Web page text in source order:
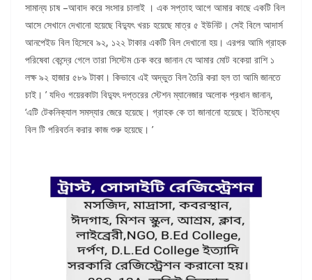
সামান্য চাষ –আবাদ করে সংসার চালাই । এক সপ্তাহ আগে আমার কাছে একটি বিল
আসে সেখানে দেখানো হয়েছে বিদ্যুৎ খরচ হয়েছে মাত্র ৫ ইউনিট। সেই বিলে আদার্স
আনপেইড বিল হিসেবে ৯২, ১২২ টাকার একটি বিল দেখানো হয়। এরপর আমি গ্রাহক
পরিষেবা কেন্দ্রে গেলে তারা সিস্টেম চেক করে জানান যে আমার মোট বকেয়া রাশি ১
লক্ষ ৯২ হাজার ৫৮৯ টাকা। কিভাবে এই অদ্ভুত বিল তৈরি করা হল তা আমি জানতে
চাই। ’ যদিও গয়েরকাটা বিদ্যুৎ দপ্তরের স্টেশন ম্যানেজার অলোক প্রধান জানান,
‘এটি টেকনিক্যাল সমস্যার জেরে হয়েছে। গ্রাহক কে তা জানানো হয়েছে। ইতিমধ্যে
বিল টি পরিবর্তন করার কাজ শুরু হয়েছে। ’